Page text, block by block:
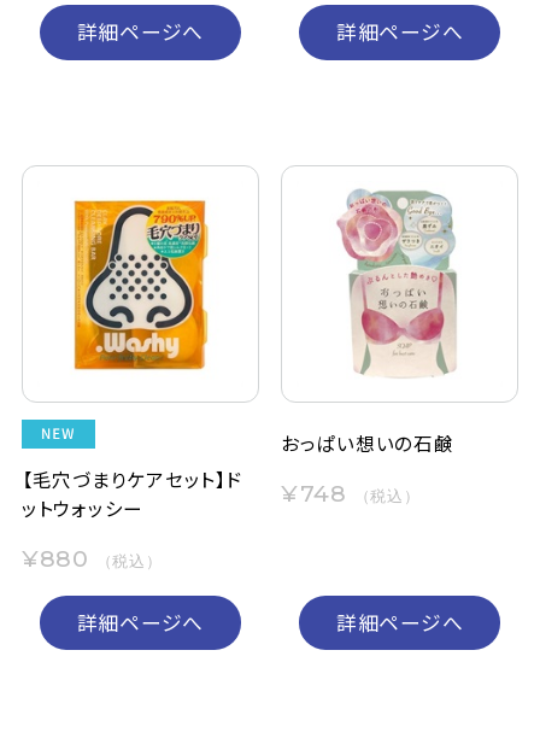
詳細ページへ 詳細ページへ
【毛穴づまりケアセット】ド
ットウォッシー
¥880 （税込）
詳細ページへ
おっぱい想いの石鹸
¥748 （税込）
詳細ページへ